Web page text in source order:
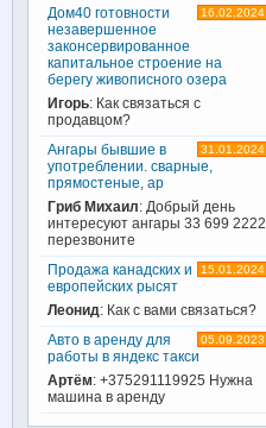
16.02.2024
Дом40 готовности
незавершенное
законсервированное
капитальное строение на
берегу живописного озера
Игорь: Как связаться с
продавцом?
31.01.2024
Ангары бывшие в
употреблении. сварные,
прямостеные, ар
Гриб Михаил: Добрый день
интересуют ангары 33 699 2222
перезвоните
15.01.2024
Продажа канадских и
европейских рысят
Леонид: Как с вами связаться?
05.09.2023
Авто в аренду для
работы в яндекс такси
Артём: +375291119925 Нужна
машина в аренду